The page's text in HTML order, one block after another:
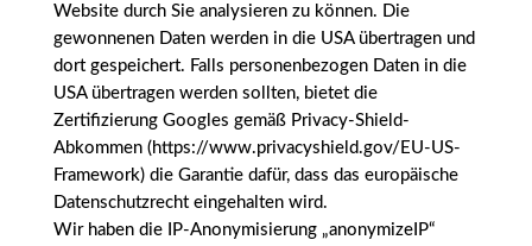
Website durch Sie analysieren zu können. Die
gewonnenen Daten werden in die USA übertragen und
dort gespeichert. Falls personenbezogen Daten in die
USA übertragen werden sollten, bietet die
Zertifizierung Googles gemäß Privacy-Shield-
Abkommen (https://www.privacyshield.gov/EU-US-
Framework) die Garantie dafür, dass das europäische
Datenschutzrecht eingehalten wird.
Wir haben die IP-Anonymisierung „anonymizeIP“